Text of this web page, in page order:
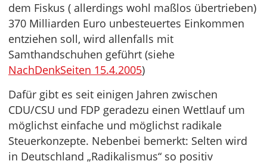
dem Fiskus ( allerdings wohl maßlos übertrieben)
370 Milliarden Euro unbesteuertes Einkommen
entziehen soll, wird allenfalls mit
Samthandschuhen geführt (siehe
NachDenkSeiten 15.4.2005)
Dafür gibt es seit einigen Jahren zwischen
CDU/CSU und FDP geradezu einen Wettlauf um
möglichst einfache und möglichst radikale
Steuerkonzepte. Nebenbei bemerkt: Selten wird
in Deutschland „Radikalismus“ so positiv